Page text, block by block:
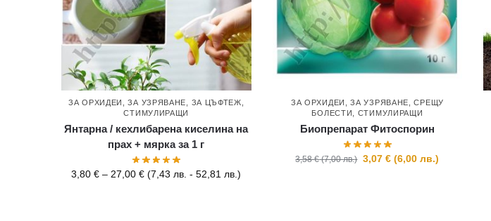
ЗА ОРХИДЕИ ,ЗА УЗРЯВАНЕ ЗА ЦЪФТЕЖ
СТИМУЛИРАЩИ
Янтарна / кехлибарена киселина на
прах + мярка за 1 г
3,80€ – 27,00€ (7,43 лв. -52,81 лв.)
ЗА ОРХИДЕИ ,ЗА УЗРЯВАНЕ ,СРЕЩУ
БОЛЕСТИ
СТИМУЛИРАЩИ
Биопрепарат Фитоспорин
3,58€ (7,00лв.) 3,07€ (6,00лв.)